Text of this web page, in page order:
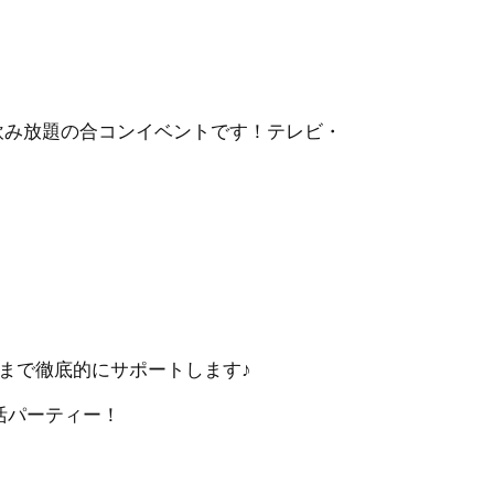
放題の合コンイベントです！テレビ・
で徹底的にサポートします♪
ーティー！